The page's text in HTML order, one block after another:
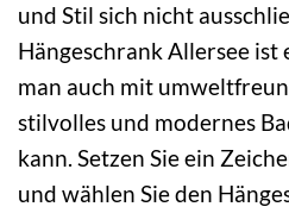
und Stil sich nicht
Hängeschrank Allersee ist
man auch mit
stilvolles und modernes
kann. Setzen Sie ein
und wählen Sie den